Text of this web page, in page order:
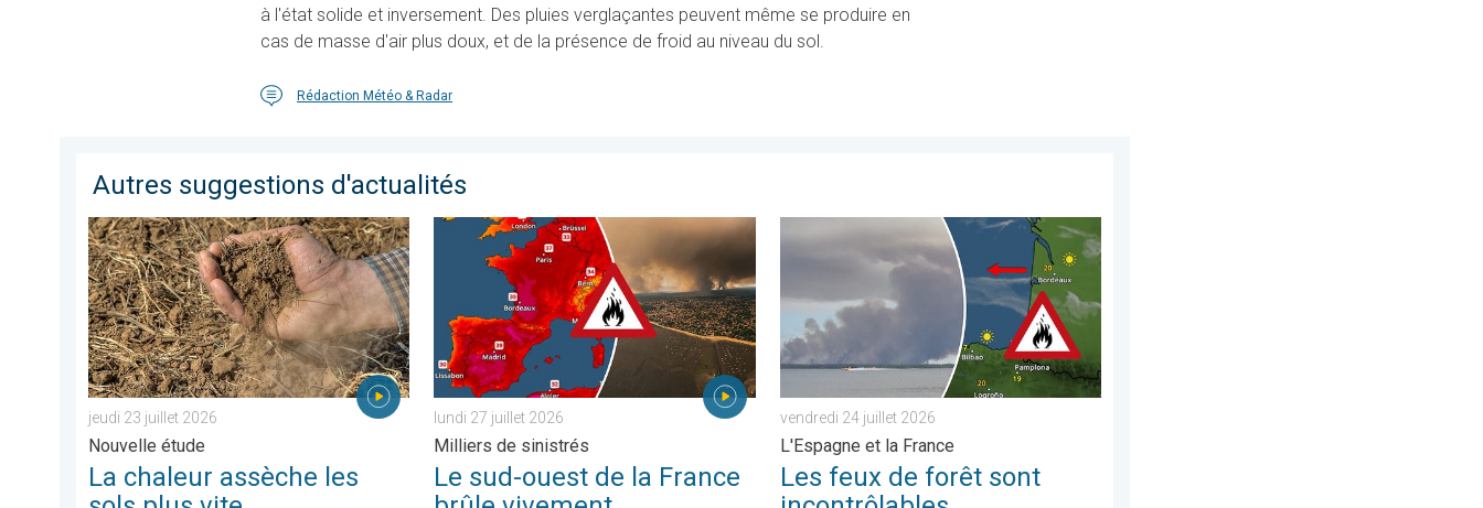
à l'état solide et inversement. Des pluies verglaçantes peuvent même se produire en
cas de masse d'air plus doux, et de la présence de froid au niveau du sol.
Rédaction Météo & Radar
Autres suggestions d'actualités
La chaleur assèche les sols plus vite. Nouvelle étude. . . jeudi 23 juillet 2026
jeudi 23 juillet 2026
Nouvelle étude
La chaleur assèche les
Le sud-ouest de la France brûle vivement. Milliers de sinistrés. . . lundi 27 juillet 2026
lundi 27 juillet 2026
Milliers de sinistrés
Le sud-ouest de la France
Les feux de forêt sont incontrôlables. L'Espagne et la France. . . vendredi 24 juillet 2026
vendredi 24 juillet 2026
L'Espagne et la France
Les feux de forêt sont